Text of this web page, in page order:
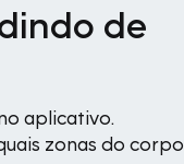
de
aplicativo.
zonas do corpo